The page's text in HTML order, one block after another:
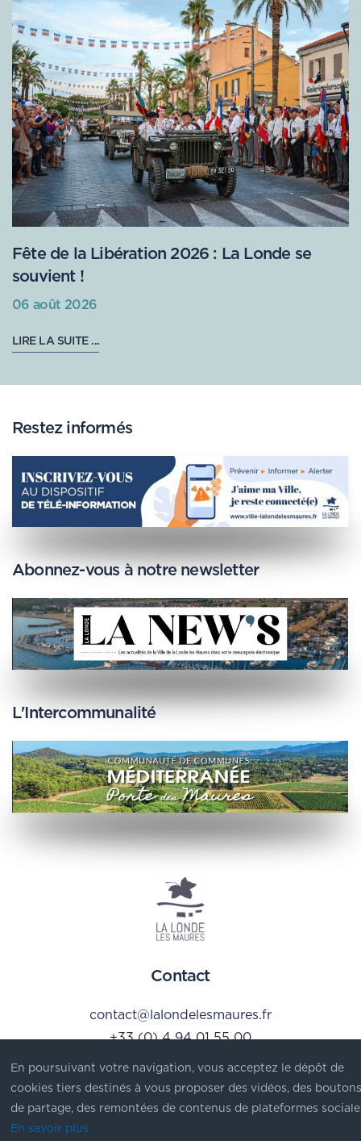
Fête de la Libération 2026 : La Londe se
souvient !
06 août 2026
LIRE LA SUITE ...
Restez informés
Abonnez-vous à notre newsletter
L'Intercommunalité
Hôtel de Ville
Contact
contact@lalondelesmaures.fr
+33 (0) 4 94 01 55 00
En poursuivant votre navigation, vous acceptez le dépôt de
cookies tiers destinés à vous proposer des vidéos, des
de partage, des remontées de contenus de plateformes
En savoir plus